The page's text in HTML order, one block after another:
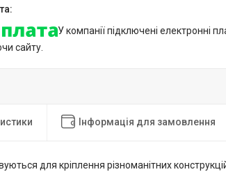
У компанії підключені електронні
сайту.
Інформація для замовлення
для кріплення різноманітних